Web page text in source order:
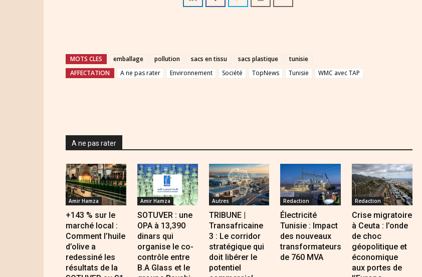
MOTS CLES emballage pollution sacs en tissu sacs plastique
tunisie
AFFECTATION
A ne pas rater Environnement Société TopNews Tunisie WMC avec TAP
A ne pas rater
Amir Hamza
+143 % sur le
marché local :
Comment l’huile
d’olive a
redessiné les
résultats de la
Amir Hamza
SOTUVER : une
OPA à 13,390
dinars qui
organise le co-
contrôle entre
B.A Glass et le
Autres
TRIBUNE |
Transafricaine
3 : Le corridor
stratégique qui
doit libérer le
potentiel
Redaction
Électricité
Tunisie : Impact
des nouveaux
transformateurs
de 760 MVA
Redaction
Crise migratoire
à Ceuta : l’onde
de choc
géopolitique et
économique
aux portes de